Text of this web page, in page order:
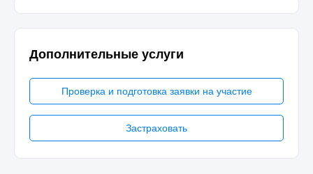
Дополнительные услуги
Проверка и подготовка заявки на участие
Застраховать